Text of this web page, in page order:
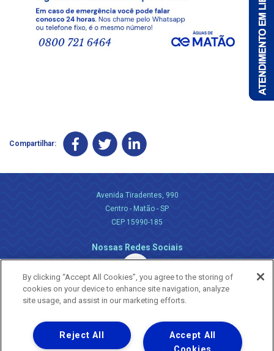
Compartilhar:
Avenida Tiradentes, 990
Centro - Matão - SP
CEP 15990-185
Nossas Redes Sociais
Uma empresa
Copyright ® 2026 - Todos os Direitos Reservados.
By clicking “Accept All Cookies”, you agree to the storing of
cookies on your device to enhance site navigation, analyze
site usage, and assist in our marketing efforts.
Accept All
Reject All